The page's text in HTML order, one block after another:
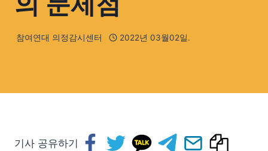
참여연대 의정감시센터 2022년 03월02일.
기사 공유하기